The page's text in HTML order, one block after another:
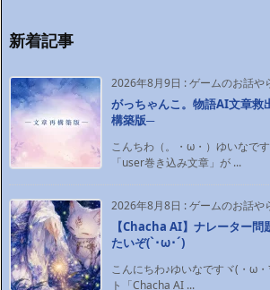
新着記事
2026年8月9日 :ゲームのお話や
がっちゃんこ。物語AI文章
構築版─
こんちわ（。・ω・）ゆいなで
「user巻き込み文章」が ...
2026年8月8日 :ゲームのお話や
【Chacha AI】ナレーター
たいぞ(`･ω･´)ゞ
こんにちわ♪ゆいなですヾ(・ω
ト「Chacha AI ...